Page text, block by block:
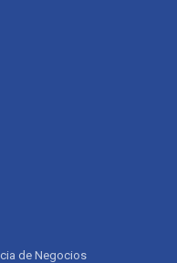
de Negocios